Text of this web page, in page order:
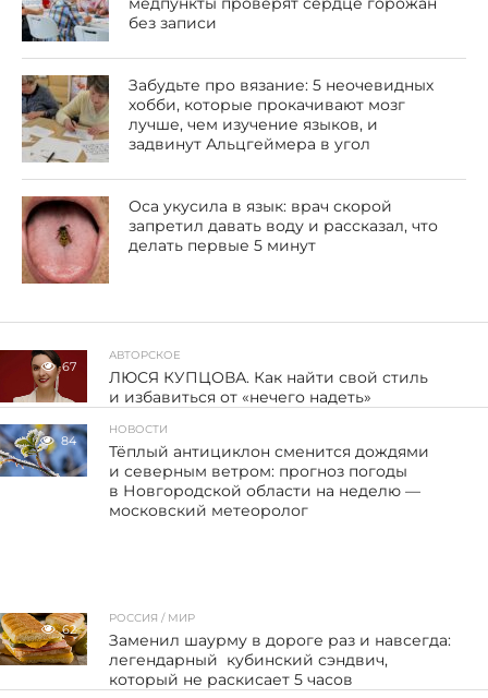
без записи
Забудьте про вязание: 5 неочевидных
хобби, которые прокачивают мозг
лучше, чем изучение языков, и
задвинут Альцгеймера в угол
Оса укусила в язык: врач скорой
запретил давать воду и рассказал, что
делать первые 5 минут
67
АВТОРСКОЕ
ЛЮСЯ КУПЦОВА. Как найти свой стиль
и избавиться от «нечего надеть»
84
НОВОСТИ
Тёплый антициклон сменится дождями
и северным ветром: прогноз погоды
в Новгородской области на неделю —
московский метеоролог
62
РОССИЯ / МИР
Заменил шаурму в дороге раз и навсегда:
легендарный кубинский сэндвич,
который не раскисает 5 часов